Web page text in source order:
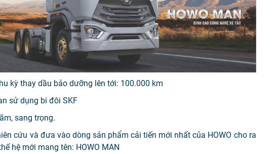
kỳ thay dầu bảo dưỡng lên tới: 100.000 km
sử dụng bi đôi SKF
sang trọng.
cứu và đưa vào dòng sản phẩm cải tiến mới nhất của HOWO cho ra
hệ mới mang tên: HOWO MAN